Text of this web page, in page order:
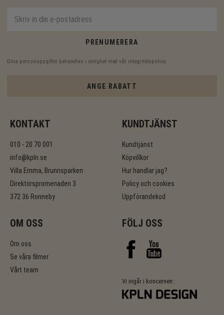
PRENUMERERA
Dina personuppgifter behandlas i enlighet med vår integritetspolicy.
ANGE RABATT
KONTAKT
010 - 20 70 001
info@kpln.se
Villa Emma, Brunnsparken
Direktörspromenaden 3
372 36 Ronneby
KUNDTJÄNST
Kundtjänst
Köpvillkor
Hur handlar jag?
Policy och cookies
Uppförandekod
OM OSS
Om oss
Se våra filmer
Vårt team
FÖLJ OSS
Vi ingår i koncernen: